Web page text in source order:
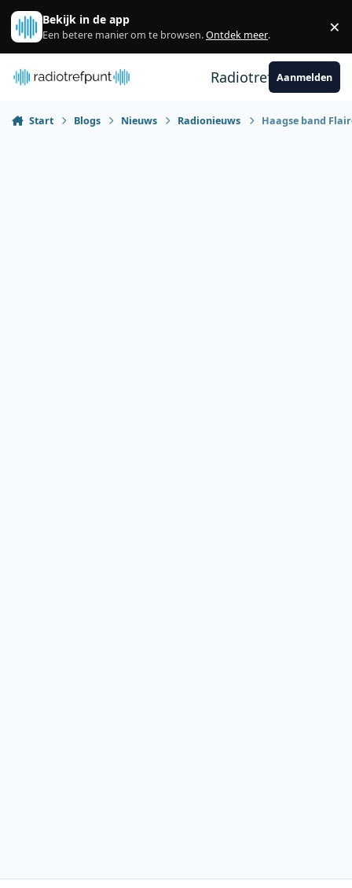
Spring naar bijdragen
Bekijk in de app
Een betere manier om te browsen.Ontdek meer. ×
RadiotrefpuntAanmelden
Start Blogs Nieuws Radionieuws Haagse band